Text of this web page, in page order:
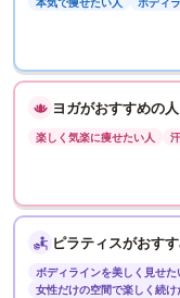
本気で痩せたい人 ボディ
ヨガがおすすめの人
楽しく気楽に痩せたい人
ピラティスがおす
ボディラインを美しく見せた
女性だけの空間で楽しく続け